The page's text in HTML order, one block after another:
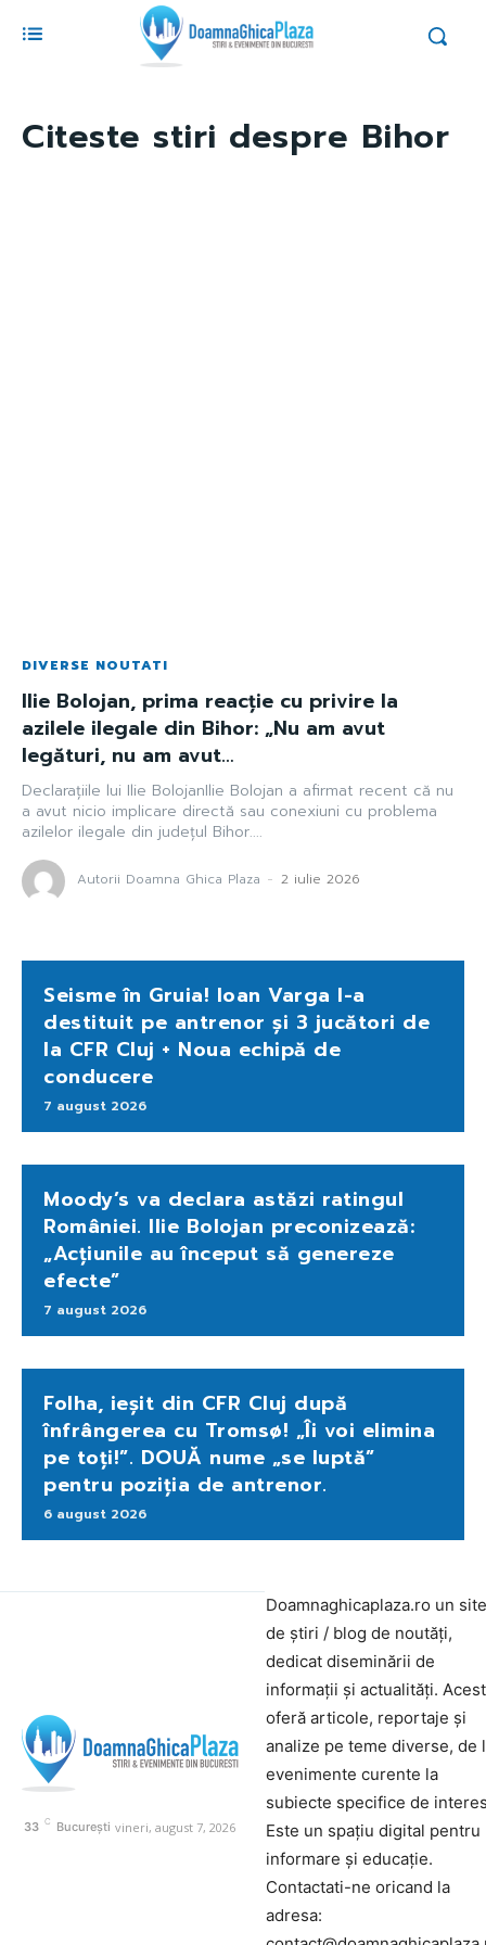
Citeste stiri despre Bihor
DIVERSE NOUTATI
Ilie Bolojan, prima reacție cu privire la
azilele ilegale din Bihor: „Nu am avut
legături, nu am avut…
Declarațiile lui Ilie BolojanIlie Bolojan a afirmat recent că nu
a avut nicio implicare directă sau conexiuni cu problema
azilelor ilegale din județul Bihor....
Autorii Doamna Ghica Plaza - 2 iulie 2026
Seisme în Gruia! Ioan Varga l-a
destituit pe antrenor și 3 jucători de
la CFR Cluj + Noua echipă de
conducere
7 august 2026
Moody’s va declara astăzi ratingul
României. Ilie Bolojan preconizează:
„Acțiunile au început să genereze
efecte”
7 august 2026
Folha, ieșit din CFR Cluj după
înfrângerea cu Tromsø! „Îi voi elimina
pe toți!”. DOUĂ nume „se luptă”
pentru poziția de antrenor.
6 august 2026
33 C București vineri, august 7, 2026
Doamnaghicaplaza.ro un site
de știri / blog de noutăți,
dedicat diseminării de
informații și actualități.
oferă articole, reportaje și
analize pe teme diverse, de
evenimente curente la
subiecte specifice de
Este un spațiu digital pentru
informare și educație.
Contactati-ne oricand la
adresa: